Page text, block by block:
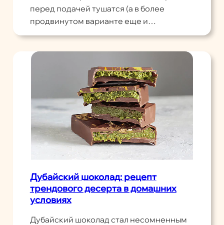
перед подачей тушатся (а в более
продвинутом варианте еще и…
Дубайский шоколад: рецепт
трендового десерта в домашних
условиях
Дубайский шоколад стал несомненным